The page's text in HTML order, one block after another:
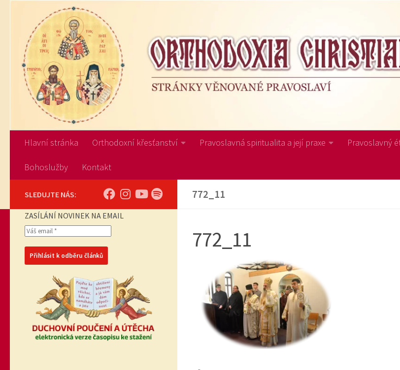
Skip to content
Hlavní stránka Orthodoxní křesťanství Pravoslavná spiritualita a její praxe Pravoslavný
Bohoslužby Kontakt
772_11
772_11
SLEDUJTE NÁS:
ZASÍLÁNÍ NOVINEK NA EMAIL